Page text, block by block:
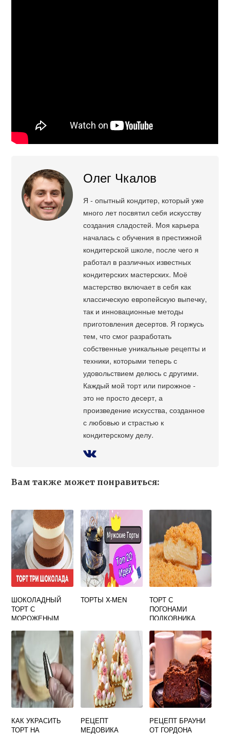
Олег Чкалов
Я - опытный кондитер, который уже
много лет посвятил себя искусству
создания сладостей. Моя карьера
началась с обучения в престижной
кондитерской школе, после чего я
работал в различных известных
кондитерских мастерских. Моё
мастерство включает в себя как
классическую европейскую выпечку,
так и инновационные методы
приготовления десертов. Я горжусь
тем, что смог разработать
собственные уникальные рецепты и
техники, которыми теперь с
удовольствием делюсь с другими.
Каждый мой торт или пирожное -
это не просто десерт, а
произведение искусства, созданное
с любовью и страстью к
кондитерскому делу.
Вам также может понравиться:
ШОКОЛАДНЫЙ
ТОРТ С
МОРОЖЕНЫМ
ТОРТЫ X-MEN
ТОРТ С
ПОГОНАМИ
ПОЛКОВНИКА
КАК УКРАСИТЬ
ТОРТ НА
РЕЦЕПТ
МЕДОВИКА
РЕЦЕПТ БРАУНИ
ОТ ГОРДОНА